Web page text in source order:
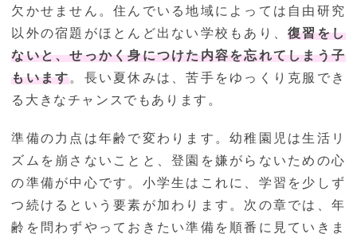
欠かせません。住んでいる地域によっては自由研究
以外の宿題がほとんど出ない学校もあり、復習をし
ないと、せっかく身につけた内容を忘れてしまう子
もいます。長い夏休みは、苦手をゆっくり克服でき
る大きなチャンスでもあります。
準備の力点は年齢で変わります。幼稚園児は生活リ
ズムを崩さないことと、登園を嫌がらないための心
の準備が中心です。小学生はこれに、学習を少しず
つ続けるという要素が加わります。次の章では、年
齢を問わずやっておきたい準備を順番に見ていきま